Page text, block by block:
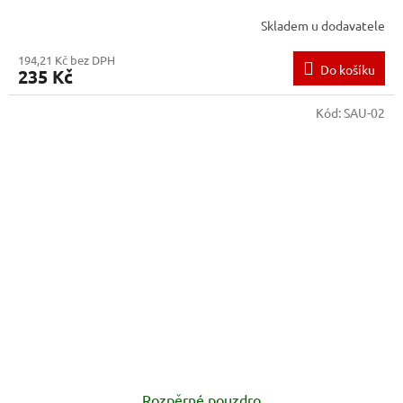
Skladem u dodavatele
194,21 Kč bez DPH
235 Kč Do košíku
Rozpěrné pouzdro
Kód:SAU-02